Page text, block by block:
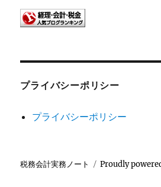
プライバシーポリシー
プライバシーポリシー
税務会計実務ノート Proudly